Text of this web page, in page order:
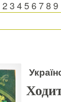
2 3 4 5 6 7 8 9